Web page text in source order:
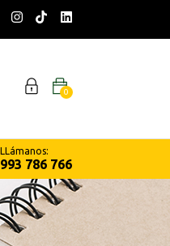
0
LLámanos:
993 786 766